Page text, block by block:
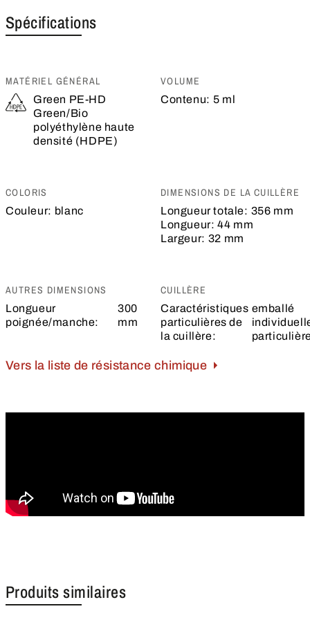
Spécifications
MATÉRIEL GÉNÉRAL
Green PE-HD
Green/Bio
polyéthylène haute
densité (HDPE)
VOLUME
Contenu: 5 ml
COLORIS
Couleur: blanc
DIMENSIONS DE LA CUILLÈRE
Longueur totale: 356 mm
Longueur: 44 mm
Largeur: 32 mm
AUTRES DIMENSIONS
Longueur
poignée/manche:
300
mm
CUILLÈRE
Caractéristiques
particulières de
la cuillère:
emballé
Vers la liste de résistance chimique
Produits similaires